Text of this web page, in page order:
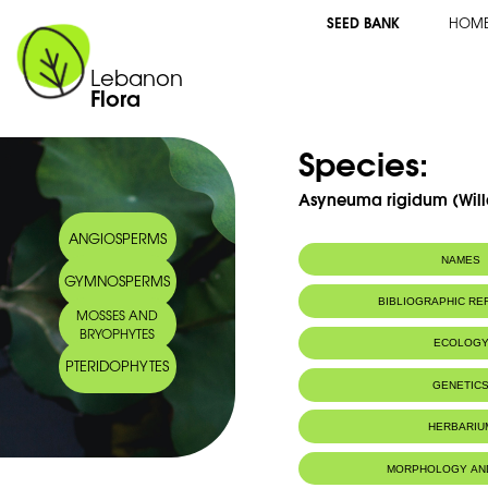
Lebanon
Flora
SEED BANK
ANGIOSPERMS
GYMNOSPERMS
MOSSES AND
BRYOPHYTES
PTERIDOPHYTES
Species:
Asyneuma rigidum
NAMES
Arabic name: اسينمة قاسية
BIBLIOGRAPHIC
ECOLOGY
Montagnes.
MORPHOLOGY